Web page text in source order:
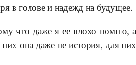
в голове и надежд на будущее.
что даже я ее плохо помню, а
она даже не история, для них